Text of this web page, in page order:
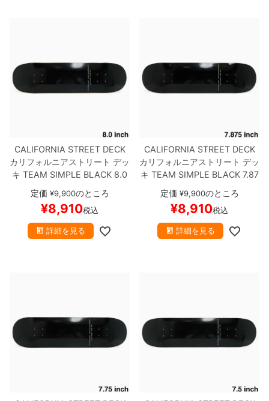
CALIFORNIA STREET DECK
カリフォルニアストリート デッ
キ TEAM SIMPLE BLACK 8.0
ブランク（BBS / GENERATO
スケートボード スケボー
定価 ¥9,900のところ
¥8,910税込
詳細を見る
CALIFORNIA STREET DECK
カリフォルニアストリート デッ
キ TEAM SIMPLE BLACK 7.87
ブランク（BBS / GENERAT
OR）スケートボード スケボー
定価 ¥9,900のところ
¥8,910税込
詳細を見る